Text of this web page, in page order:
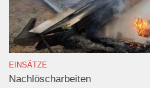
EINSÄTZE
Nachlöscharbeiten